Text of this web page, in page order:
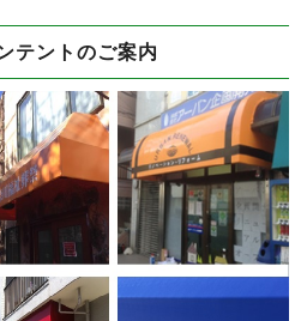
テントのご案内